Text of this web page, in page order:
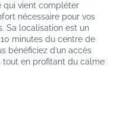
qui vient compléter
nécessaire pour vos
Sa localisation est un
minutes du centre de
bénéficiez d’un accès
tout en profitant du calme